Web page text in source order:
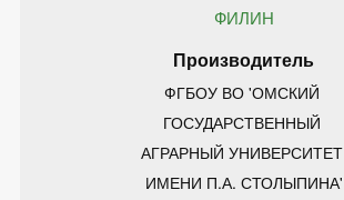
ФИЛИН
ФГБОУ ВО 'ОМСКИЙ
ГОСУДАРСТВЕННЫЙ
АГРАРНЫЙ УНИВЕРСИТЕТ
ИМЕНИ П.А. СТОЛЫПИНА'